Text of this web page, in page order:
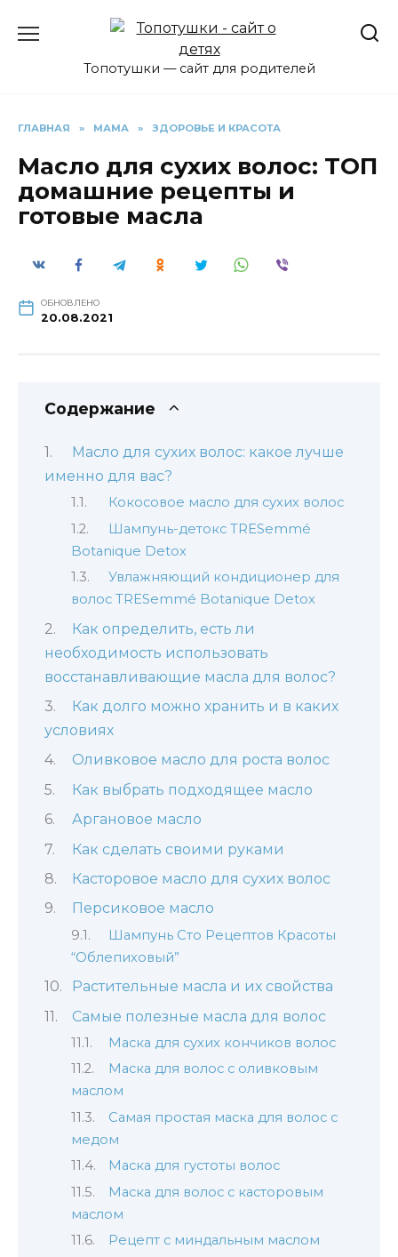
Топотушки — сайт для родителей
ГЛАВНАЯ » МАМА » ЗДОРОВЬЕ И КРАСОТА
Масло для сухих волос: ТОП
домашние рецепты и
готовые масла
ОБНОВЛЕНО
20.08.2021
Содержание
Масло для сухих волос: какое лучше
именно для вас?
Кокосовое масло для сухих волос
Шампунь-детокс TRESemmé
Botanique Detox
Увлажняющий кондиционер для
волос TRESemmé Botanique Detox
Как определить, есть ли
необходимость использовать
восстанавливающие масла для волос?
Как долго можно хранить и в каких
условиях
Оливковое масло для роста волос
Как выбрать подходящее масло
Аргановое масло
Как сделать своими руками
Касторовое масло для сухих волос
Персиковое масло
Шампунь Сто Рецептов Красоты
“Облепиховый”
Растительные масла и их свойства
Самые полезные масла для волос
Маска для сухих кончиков волос
Маска для волос с оливковым
маслом
Самая простая маска для волос с
медом
Маска для густоты волос
Маска для волос с касторовым
маслом
Рецепт с миндальным маслом